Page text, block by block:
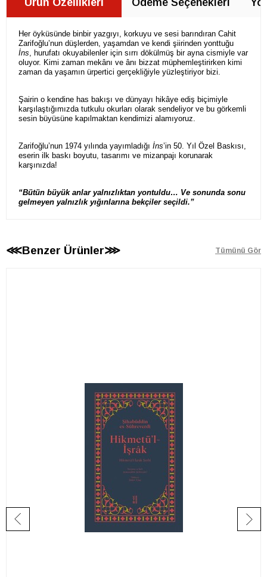
Her öyküsünde binbir yazgıyı, korkuyu ve sesi barındıran Cahit
Zarifoğlu’nun düşlerden, yaşamdan ve kendi şiirinden yonttuğu
İns, hurufatı okuyabilenler için sırrı dökülmüş bir ayna cismiyle var
oluyor. Kimi zaman mekânı ve ânı bizzat müphemleştirirken kimi
zaman da yaşamın ürpertici gerçekliğiyle yüzleştiriyor bizi.
Şairin o kendine has bakışı ve dünyayı hikâye ediş biçimiyle
karşılaştığımızda tutkulu okurları olarak sendeliyor ve bu görkemli
sesin büyüsüne kapılmaktan kendimizi alamıyoruz.
Zarifoğlu’nun 1974 yılında yayımladığı İns’in 50. Yıl Özel Baskısı,
eserin ilk baskı boyutu, tasarımı ve mizanpajı korunarak
karşınızda!
“Bütün büyük anlar yalnızlıktan yontuldu… Ve sonunda sonu
gelmeyen yalnızlık yığınlarına bekçiler seçildi.”
⋘Benzer Ürünler⋙ Tümünü Gör